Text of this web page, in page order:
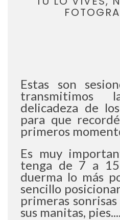
Estas son
delicadeza de
para que
primeros
Es muy
tenga de 7 a
duerma lo más
sencillo
primeras
sus manitas, pies....